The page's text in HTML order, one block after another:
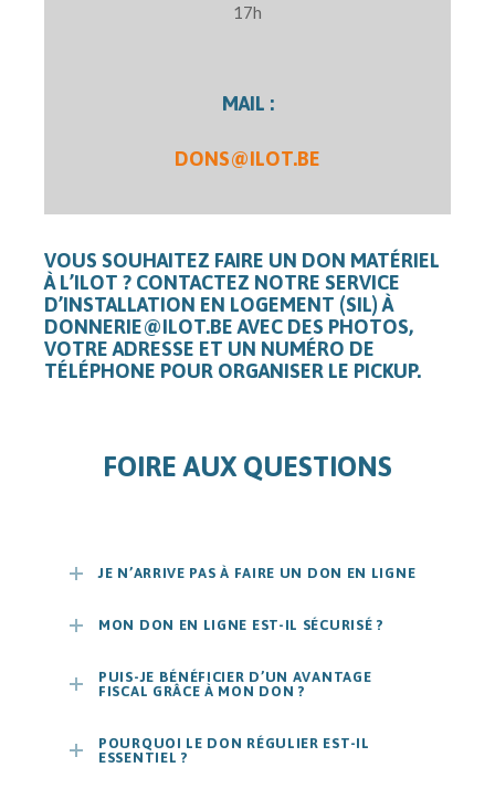
17h
MAIL :
DONS@ILOT.BE
VOUS SOUHAITEZ FAIRE UN DON MATÉRIEL
À L’ILOT ? CONTACTEZ NOTRE SERVICE
D’INSTALLATION EN LOGEMENT (SIL) À
DONNERIE@ILOT.BE AVEC DES PHOTOS,
VOTRE ADRESSE ET UN NUMÉRO DE
TÉLÉPHONE POUR ORGANISER LE PICKUP.
FOIRE AUX QUESTIONS
JE N’ARRIVE PAS À FAIRE UN DON EN LIGNE
MON DON EN LIGNE EST-IL SÉCURISÉ ?
PUIS-JE BÉNÉFICIER D’UN AVANTAGE
FISCAL GRÂCE À MON DON ?
POURQUOI LE DON RÉGULIER EST-IL
ESSENTIEL ?